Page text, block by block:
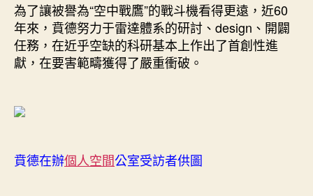
為了讓被譽為“空中戰鷹”的戰斗機看得更遠，近60
年來，賁德努力于雷達體系的研討、design、開闢
任務，在近乎空缺的科研基本上作出了首創性進
獻，在要害範疇獲得了嚴重衝破。
賁德在辦個人空間公室受訪者供圖